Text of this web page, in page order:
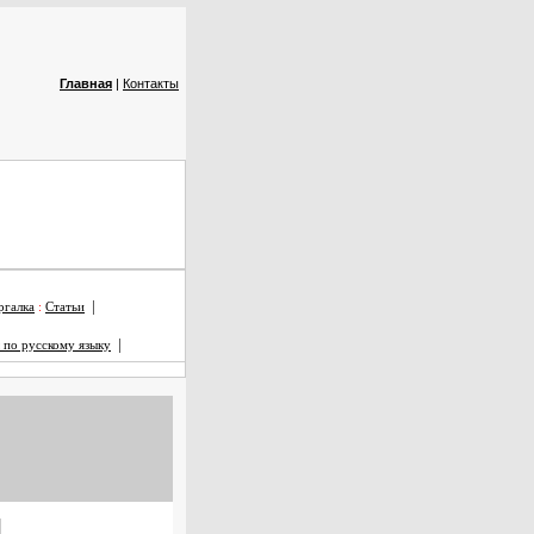
Главная | Контакты
: Статьи
|
русскому языку |